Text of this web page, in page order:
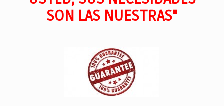
SON LAS NUESTRAS"